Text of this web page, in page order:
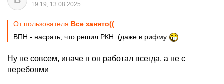
19:19, 13.08.2025
От пользователя Все занято((
ВПН - насрать, что решил РКН. (даже в рифму
Ну не совсем, иначе п он работал всегда, а не с
перебоями